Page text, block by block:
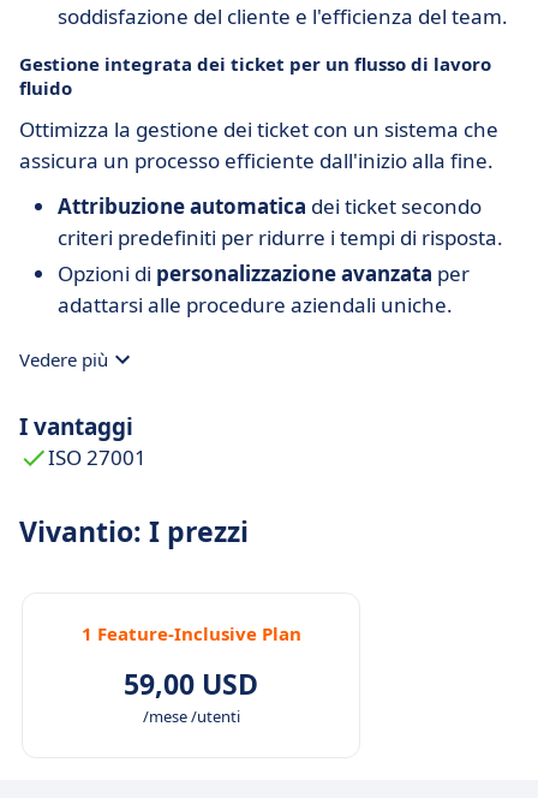
soddisfazione del cliente e l'efficienza del team.
Gestione integrata dei ticket per un flusso di lavoro
fluido
Ottimizza la gestione dei ticket con un sistema che
assicura un processo efficiente dall'inizio alla fine.
Attribuzione automatica dei ticket secondo
criteri predefiniti per ridurre i tempi di risposta.
Opzioni di personalizzazione avanzata per
adattarsi alle procedure aziendali uniche.
Vedere più
I vantaggi
ISO 27001
Vivantio: I prezzi
1 Feature-Inclusive Plan
59,00 USD
/mese /utenti